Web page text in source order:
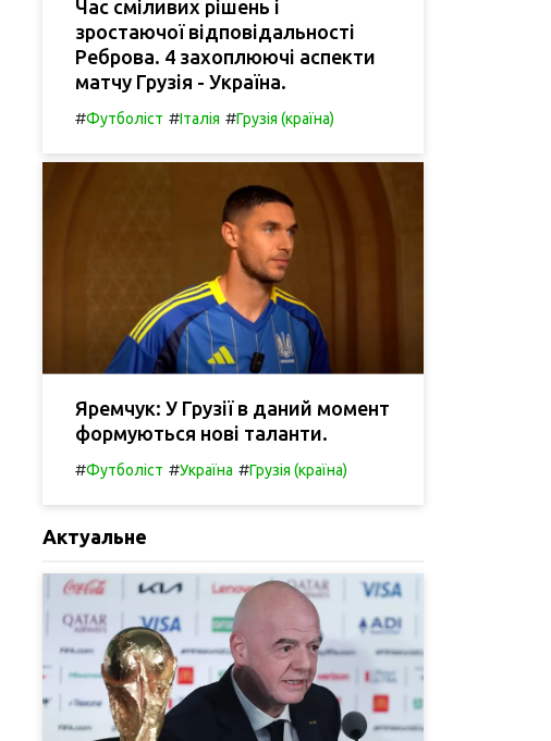
Час сміливих рішень і
зростаючої відповідальності
Реброва. 4 захоплюючі аспекти
матчу Грузія - Україна.
#Футболіст #Італія #Грузія (країна)
Яремчук: У Грузії в даний момент
формуються нові таланти.
#Футболіст #Україна #Грузія (країна)
Актуальне